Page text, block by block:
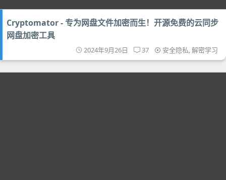
Cryptomator - 专为网盘文件加密而生！开源免费的云同步
网盘加密工具
2024年9月26日 37 安全隐私,解密学习